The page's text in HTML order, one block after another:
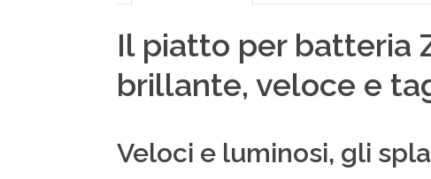
Il piatto per batteria
brillante, veloce e
Veloci e luminosi, gli